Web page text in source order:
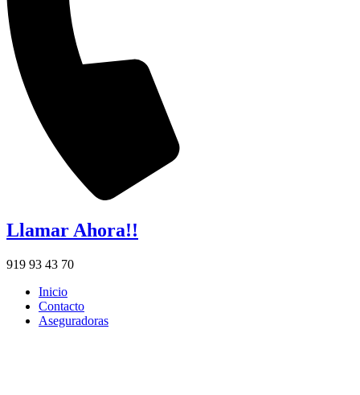
Llamar Ahora!!
919 93 43 70
Inicio
Contacto
Aseguradoras